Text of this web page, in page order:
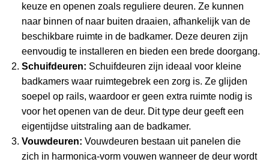
keuze en openen zoals reguliere deuren. Ze kunnen
naar binnen of naar buiten draaien, afhankelijk van de
beschikbare ruimte in de badkamer. Deze deuren zijn
eenvoudig te installeren en bieden een brede doorgang.
Schuifdeuren: Schuifdeuren zijn ideaal voor kleine
badkamers waar ruimtegebrek een zorg is. Ze glijden
soepel op rails, waardoor er geen extra ruimte nodig is
voor het openen van de deur. Dit type deur geeft een
eigentijdse uitstraling aan de badkamer.
Vouwdeuren: Vouwdeuren bestaan uit panelen die
zich in harmonica-vorm vouwen wanneer de deur wordt